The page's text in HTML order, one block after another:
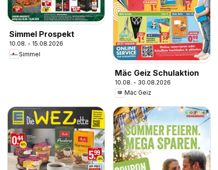
Simmel Prospekt
10.08. - 15.08.2026
Simmel
Mäc Geiz Schulaktion
10.08. - 30.08.2026
Mäc Geiz